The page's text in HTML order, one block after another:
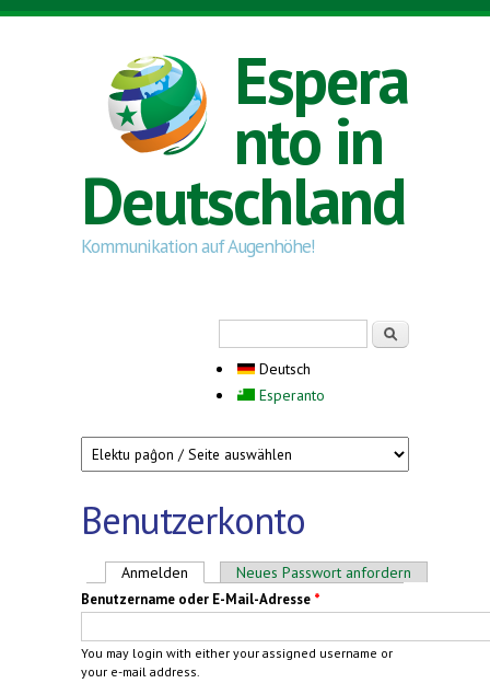
Direkt zum Inhalt
Espera
nto in
Deutschland
Kommunikation auf Augenhöhe!
Deutsch
Esperanto
Benutzerkonto
Haupt-Reiter
Anmelden (aktiver Reiter)
Neues Passwort anfordern
Benutzername oder E-Mail-Adresse *
You may login with either your assigned username or
your e-mail address.